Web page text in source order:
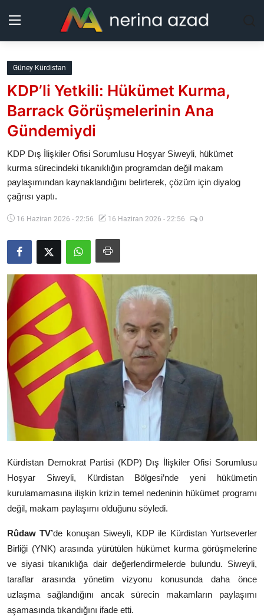
Kurdistan
Bölgeler
Yaşam
Güncel
Analiz
Makaleler
Galeri
Yazarlar
Arşiv
İletişim
Türkçe
Güney Kürdistan
KDP’li Yetkili: Hükümet Kurma,
Barrack Görüşmelerinin Ana
Gündemiydi
KDP Dış İlişkiler Ofisi Sorumlusu Hoşyar Siweyli, hükümet
kurma sürecindeki tıkanıklığın programdan değil makam
paylaşımından kaynaklandığını belirterek, çözüm için diyalog
çağrısı yaptı.
16 Haziran 2026 - 22:56 16 Haziran 2026 - 22:56 0
Kürdistan Demokrat Partisi (KDP) Dış İlişkiler Ofisi Sorumlusu
Hoşyar Siweyli, Kürdistan Bölgesi’nde yeni hükümetin
kurulamamasına ilişkin krizin temel nedeninin hükümet programı
değil, makam paylaşımı olduğunu söyledi.
Rûdaw TV’de konuşan Siweyli, KDP ile Kürdistan Yurtseverler
Birliği (YNK) arasında yürütülen hükümet kurma görüşmelerine
ve siyasi tıkanıklığa dair değerlendirmelerde bulundu. Siweyli,
taraflar arasında yönetim vizyonu konusunda daha önce
uzlaşma sağlandığını ancak sürecin makamların paylaşımı
aşamasında tıkandığını ifade etti.